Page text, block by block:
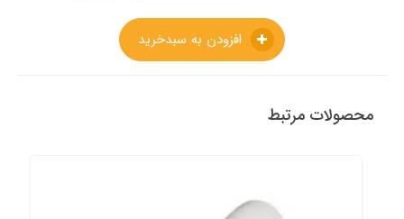
محصولات مرتبط